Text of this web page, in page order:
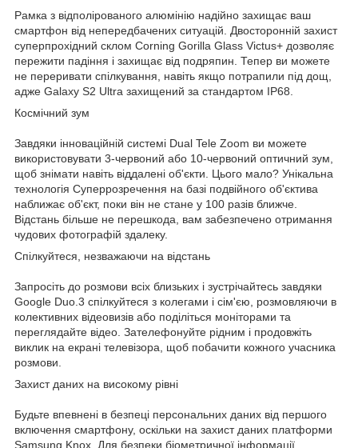
Рамка з відполірованого алюмінію надійно захищає ваш
смартфон від непередбачених ситуацій. Двосторонній захист
суперпрохідний склом Corning Gorilla Glass Victus+ дозволяє
пережити падіння і захищає від подряпин. Тепер ви можете
не переривати спілкування, навіть якщо потрапили під дощ,
адже Galaxy S2 Ultra захищений за стандартом IP68.
Космічний зум
Завдяки інноваційній системі Dual Tele Zoom ви можете
використовувати 3-червоний або 10-червоний оптичний зум,
щоб знімати навіть віддалені об'єкти. Цього мало? Унікальна
технологія Суперрозречення на базі подвійного об'єктива
наближає об'єкт, поки він не стане у 100 разів ближче.
Відстань більше не перешкода, вам забезпечено отримання
чудових фотографій здалеку.
Спілкуйтеся, незважаючи на відстань
Запросіть до розмови всіх близьких і зустрічайтесь завдяки
Google Duo.3 спілкуйтеся з колегами і сім'єю, розмовляючи в
колективних відеовизів або поділіться моніторами та
переглядайте відео. Зателефонуйте рідним і продовжіть
виклик на екрані телевізора, щоб побачити кожного учасника
розмови.
Захист даних на високому рівні
Будьте впевнені в безпеці персональних даних від першого
включення смартфону, оскільки на захист даних платформи
Samsung Knox. Для безпеки біометричної інформації